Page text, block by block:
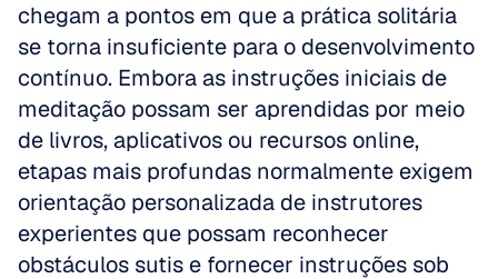
chegam a pontos em que a prática solitária
se torna insuficiente para o desenvolvimento
contínuo. Embora as instruções iniciais de
meditação possam ser aprendidas por meio
de livros, aplicativos ou recursos online,
etapas mais profundas normalmente exigem
orientação personalizada de instrutores
experientes que possam reconhecer
obstáculos sutis e fornecer instruções sob